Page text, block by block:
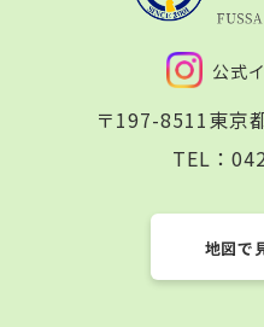
公式
〒197-8511東京
TEL：
地図で